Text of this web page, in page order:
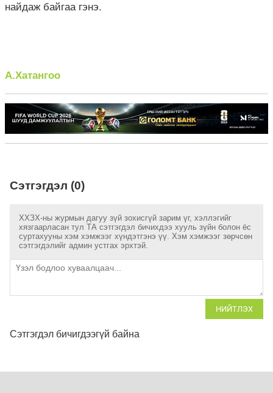
найдаж байгаа гэнэ.
А.Хатангоо
Сэтгэгдэл (0)
ХХЗХ-ны журмын дагуу зүй зохисгүй зарим үг, хэллэгийг
хязгаарласан тул ТА сэтгэгдэл бичихдээ хууль зүйн болон ёс
суртахууны хэм хэмжээг хүндэтгэнэ үү. Хэм хэмжээг зөрчсөн
сэтгэгдэлийг админ устгах эрхтэй.
НИЙТЛЭХ
Сэтгэгдэл бичигдээгүй байна